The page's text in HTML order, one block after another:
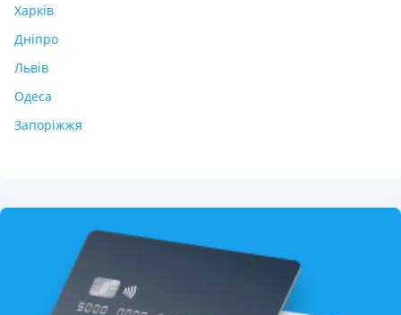
Харків
Дніпро
Львів
Одеса
Запоріжжя